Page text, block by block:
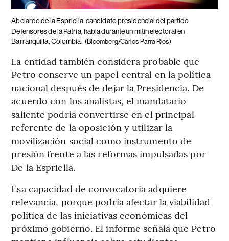
Abelardo de la Espriella, candidato presidencial del partido
Defensores de la Patria, habla durante un mitin electoral en
Barranquilla, Colombia. (Bloomberg/Carlos Parra Rios)
La entidad también considera probable que
Petro conserve un papel central en la política
nacional después de dejar la Presidencia. De
acuerdo con los analistas, el mandatario
saliente podría convertirse en el principal
referente de la oposición y utilizar la
movilización social como instrumento de
presión frente a las reformas impulsadas por
De la Espriella.
Esa capacidad de convocatoria adquiere
relevancia, porque podría afectar la viabilidad
política de las iniciativas económicas del
próximo gobierno. El informe señala que Petro